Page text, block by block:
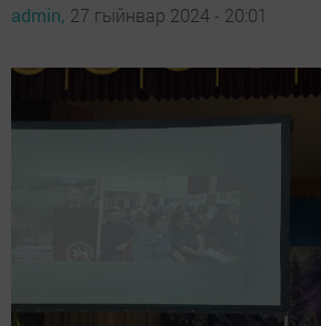
admin, 27 гыйнвар 2024 - 20:01